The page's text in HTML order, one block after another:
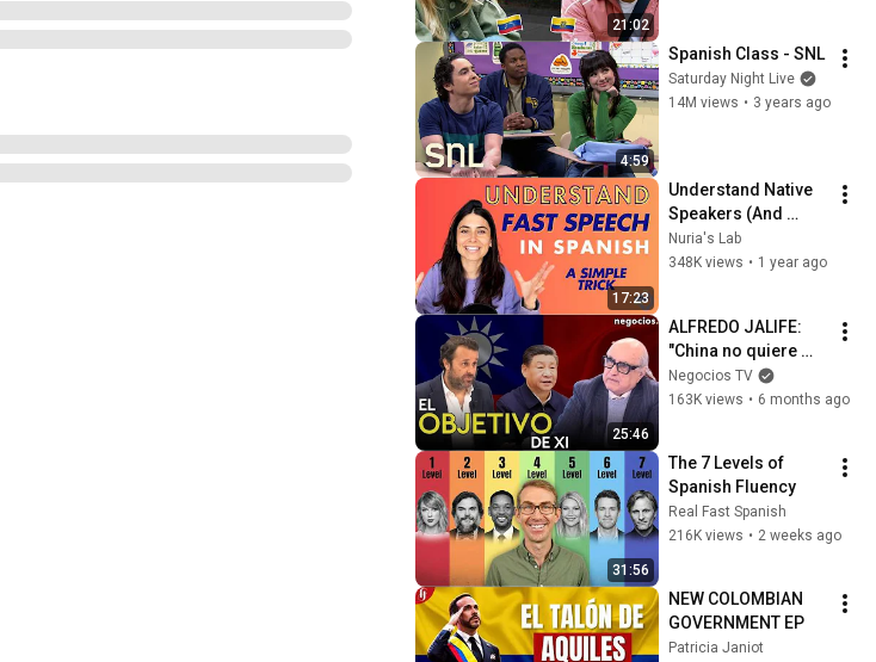
21:02
4:59
Spanish Class - SNL
Saturday Night Live
14M views • 3 years ago
17:23
Understand Native
Speakers (And
Speak Like Them)
Nuria's Lab
348K views • 1 year ago
25:46
ALFREDO JALIFE:
"China no quiere
problemas con
EEUU, quiere
Negocios TV
163K views • 6 months ago
31:56
The 7 Levels of
Spanish Fluency
Real Fast Spanish
216K views • 2 weeks ago
NEW COLOMBIAN
GOVERNMENT EP
Patricia Janiot